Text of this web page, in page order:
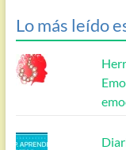
Lo más leído